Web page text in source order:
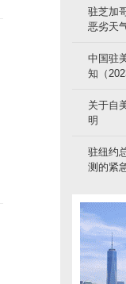
驻芝加
恶劣天
中国驻
知（
关于自
明
驻纽约
测的紧